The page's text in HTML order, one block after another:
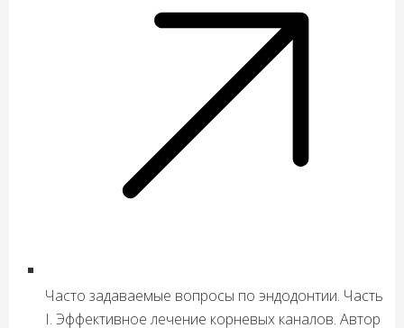
Часто задаваемые вопросы по эндодонтии. Часть
I. Эффективное лечение корневых каналов. Автор